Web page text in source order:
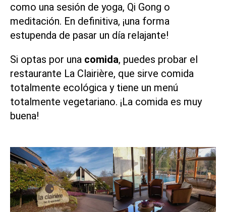
como una sesión de yoga, Qi Gong o
meditación. En definitiva, ¡una forma
estupenda de pasar un día relajante!
Si optas por una comida, puedes probar el
restaurante La Clairière, que sirve comida
totalmente ecológica y tiene un menú
totalmente vegetariano. ¡La comida es muy
buena!